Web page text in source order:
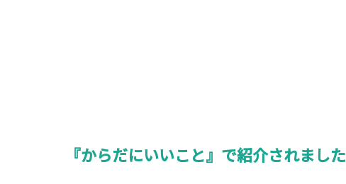
『からだにいいこと』で紹介されました